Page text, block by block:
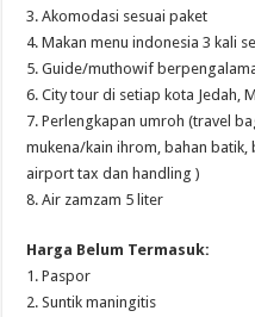
3. Akomodasi sesuai paket
4. Makan menu indonesia 3 kali
5. Guide/muthowif
6. City tour di setiap kota Jedah,
7. Perlengkapan umroh (travel
mukena/kain ihrom, bahan batik,
airport tax dan handling )
8. Air zamzam 5 liter
Harga Belum Termasuk:
1. Paspor
2. Suntik maningitis